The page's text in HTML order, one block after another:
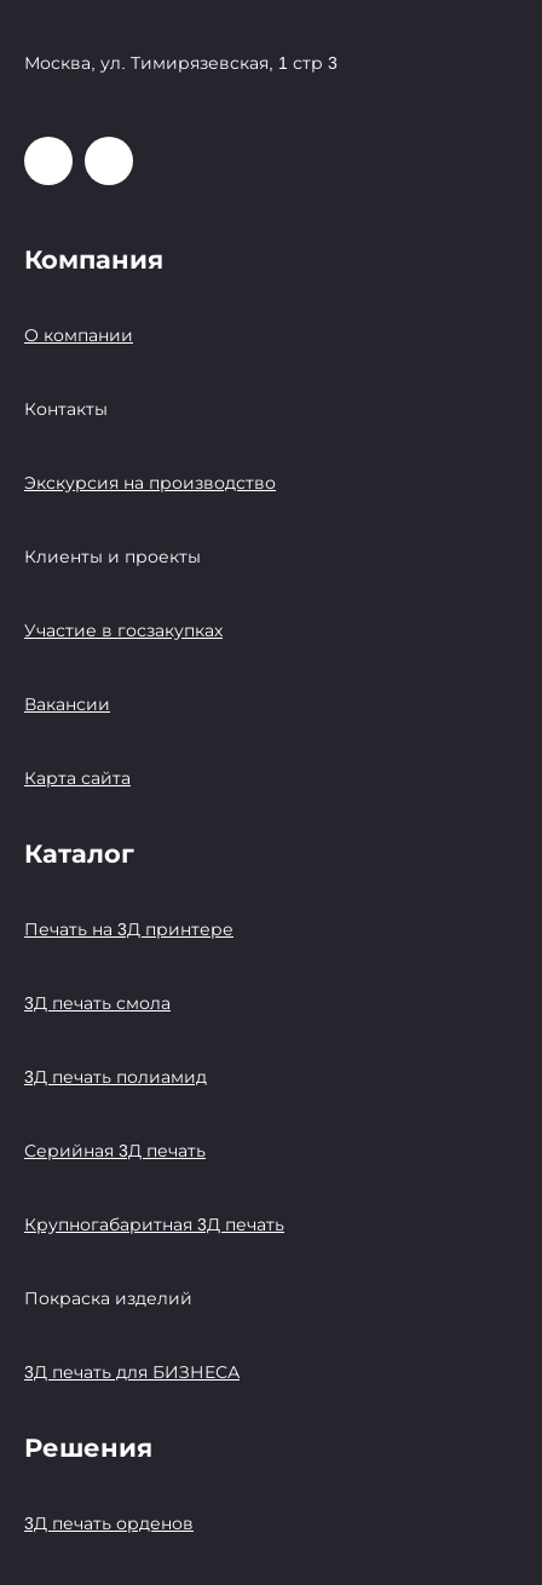
Москва, ул. Тимирязевская, 1 стр 3
Компания
О компании
Контакты
Экскурсия на производство
Клиенты и проекты
Участие в госзакупках
Вакансии
Карта сайта
Каталог
Печать на 3Д принтере
3Д печать смола
3Д печать полиамид
Серийная 3Д печать
Крупногабаритная 3Д печать
Покраска изделий
3Д печать для БИЗНЕСА
Решения
3Д печать орденов